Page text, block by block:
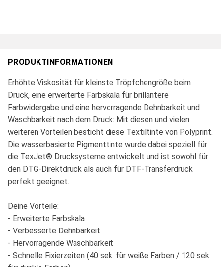
PRODUKTINFORMATIONEN
Erhöhte Viskosität für kleinste Tröpfchengröße beim
Druck, eine erweiterte Farbskala für brillantere
Farbwidergabe und eine hervorragende Dehnbarkeit und
Waschbarkeit nach dem Druck: Mit diesen und vielen
weiteren Vorteilen besticht diese Textiltinte von Polyprint.
Die wasserbasierte Pigmenttinte wurde dabei speziell für
die TexJet® Drucksysteme entwickelt und ist sowohl für
den DTG-Direktdruck als auch für DTF-Transferdruck
perfekt geeignet.
Deine Vorteile:
- Erweiterte Farbskala
- Verbesserte Dehnbarkeit
- Hervorragende Waschbarkeit
- Schnelle Fixierzeiten (40 sek. für weiße Farben / 120 sek.